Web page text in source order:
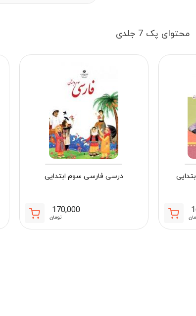
محتوای پک 7 جلدی
درسی فارسی سوم ابتدایی
170,000
تومان